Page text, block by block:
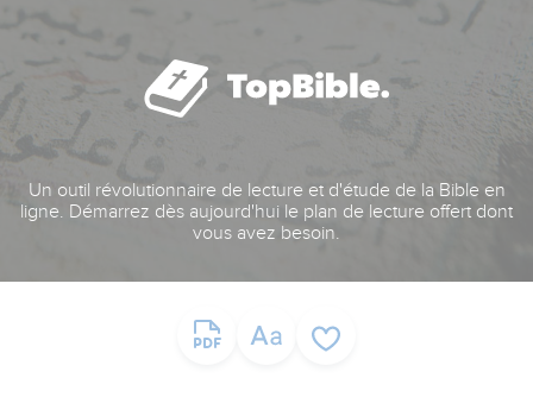
Un outil révolutionnaire de lecture et d'étude de la Bible en
ligne. Démarrez dès aujourd'hui le plan de lecture offert dont
vous avez besoin.